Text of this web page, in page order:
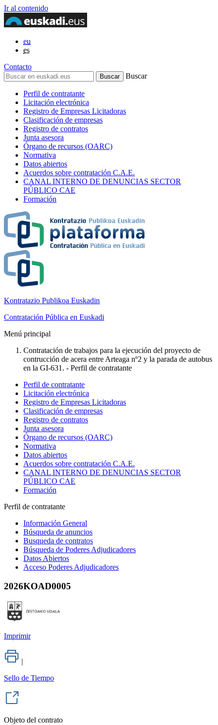
Ir al contenido
eu
es
Contacto
Buscar
Perfil de contratante
Licitación electrónica
Registro de Empresas Licitadoras
Clasificación de empresas
Registro de contratos
Junta asesora
Órgano de recursos (OARC)
Normativa
Datos abiertos
Acuerdos sobre contratación C.A.E.
CANAL INTERNO DE DENUNCIAS SECTOR
PÚBLICO CAE
Formación
Kontratazio Publikoa Euskadin
Contratación Pública en Euskadi
Menú principal
Contratación de trabajos para la ejecución del proyecto de
contrucción de acera entre Arteaga nº2 y la parada de autobus
en la GI-631. - Perfil de contratante
Perfil de contratante
Licitación electrónica
Registro de Empresas Licitadoras
Clasificación de empresas
Registro de contratos
Junta asesora
Órgano de recursos (OARC)
Normativa
Datos abiertos
Acuerdos sobre contratación C.A.E.
CANAL INTERNO DE DENUNCIAS SECTOR
PÚBLICO CAE
Formación
Perfil de contratante
Información General
Búsqueda de anuncios
Busqueda de contratos
Búsqueda de Poderes Adjudicadores
Datos Abiertos
Acceso Poderes Adjudicadores
2026KOAD0005
Imprimir
|
Sello de Tiempo
Objeto del contrato